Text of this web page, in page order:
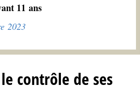
11 ans
2023
contrôle de ses